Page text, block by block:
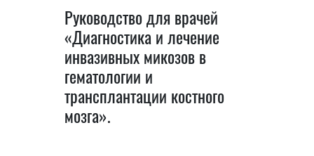
Руководство для врачей
«Диагностика и лечение
инвазивных микозов в
гематологии и
трансплантации костного
мозга».